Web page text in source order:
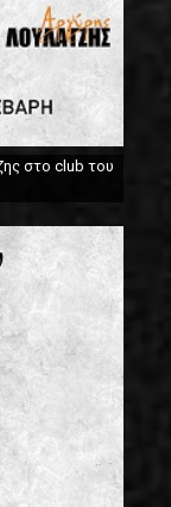
στο club του